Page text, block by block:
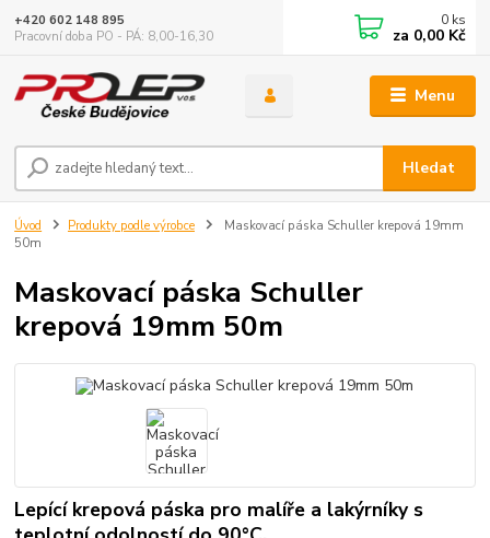
Menu
Hledat
+420 602 148 895
Pracovní doba PO - PÁ: 8,00-16,30
0 ks
za 0,00 Kč
Úvod Produkty podle výrobce
Maskovací páska Schuller krepová 19mm
50m
Maskovací páska Schuller
krepová 19mm 50m
Lepící krepová páska pro malíře a lakýrníky s